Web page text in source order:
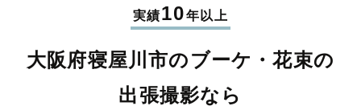
実績10年以上
大阪府寝屋川市のブーケ・花束の
出張撮影なら